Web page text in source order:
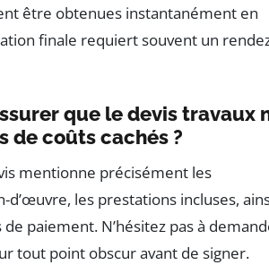
être obtenues instantanément en
finale requiert souvent un
que le devis travaux
de coûts cachés ?
mentionne précisément les
d’œuvre, les prestations incluses,
paiement. N’hésitez pas à
tout point obscur avant de signer.